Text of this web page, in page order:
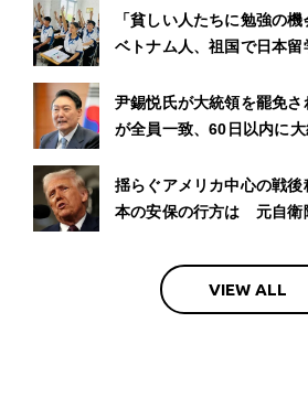
「貧しい人たちに勉強の
ベトナム人、祖国で日本留
尹錫悦氏が大統領を罷免
が全員一致、60日以内に
揺らぐアメリカ中心の戦
本の安保の行方は 元自衛
VIEW ALL